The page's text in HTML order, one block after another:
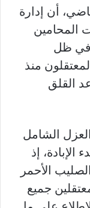
أن إدارة
المحامين
في ظل
منذ
القلق
الشامل
إذ
الأحمر
جميع